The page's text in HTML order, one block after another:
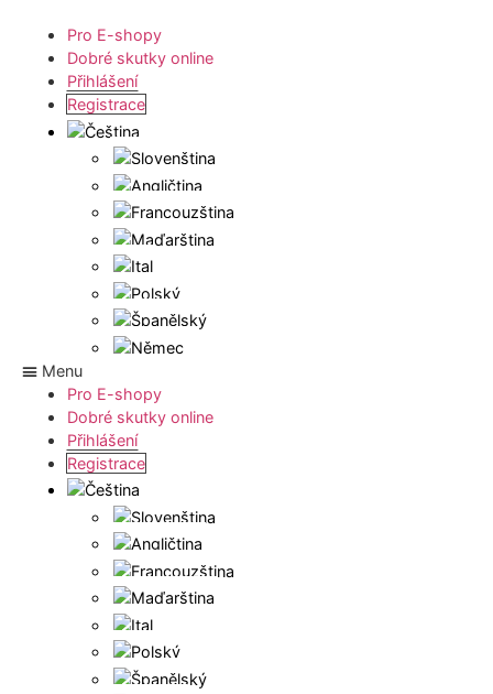
Pro E-shopy
Dobré skutky online
Přihlášení
Registrace
Menu
Pro E-shopy
Dobré skutky online
Přihlášení
Registrace